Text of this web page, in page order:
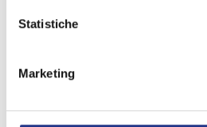
Statistiche
Marketing